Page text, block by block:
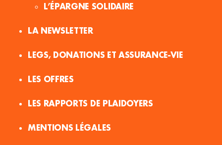
L’ÉPARGNE SOLIDAIRE
LA NEWSLETTER
LEGS, DONATIONS ET ASSURANCE-VIE
LES OFFRES
LES RAPPORTS DE PLAIDOYERS
MENTIONS LÉGALES